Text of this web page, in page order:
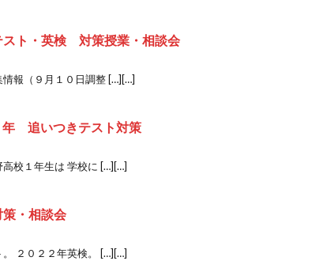
ト・英検 対策授業・相談会
報（９月１０日調整 […][…]
追いつきテスト対策
校１年生は 学校に […][…]
・相談会
。 ２０２２年英検。 […][…]